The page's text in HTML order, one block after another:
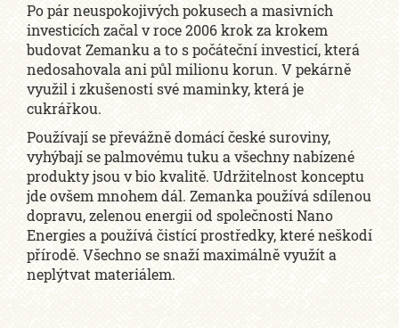
Po pár neuspokojivých pokusech a masivních
investicích začal v roce 2006 krok za krokem
budovat Zemanku a to s počáteční investicí, která
nedosahovala ani půl milionu korun. V pekárně
využil i zkušenosti své maminky, která je
cukrářkou.
Používají se převážně domácí české suroviny,
vyhýbají se palmovému tuku a všechny nabízené
produkty jsou v bio kvalitě. Udržitelnost konceptu
jde ovšem mnohem dál. Zemanka používá sdílenou
dopravu, zelenou energii od společnosti Nano
Energies a používá čistící prostředky, které neškodí
přírodě. Všechno se snaží maximálně využít a
neplýtvat materiálem.